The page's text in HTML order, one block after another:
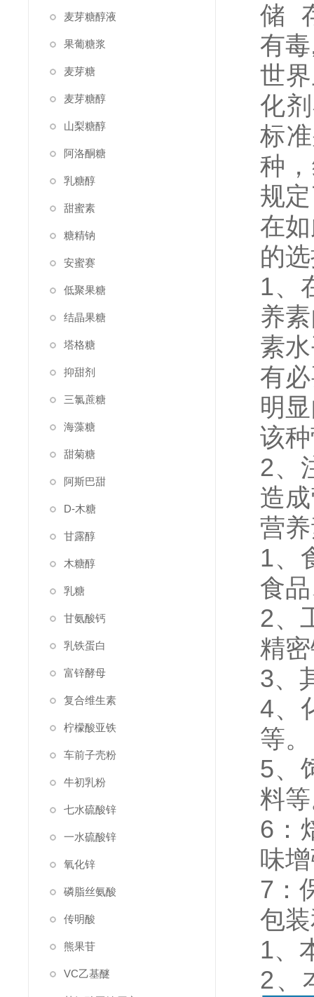
麦芽糖醇液
果葡糖浆
麦芽糖
麦芽糖醇
山梨糖醇
阿洛酮糖
乳糖醇
甜蜜素
糖精钠
安蜜赛
低聚果糖
结晶果糖
塔格糖
抑甜剂
三氯蔗糖
海藻糖
甜菊糖
阿斯巴甜
D-木糖
甘露醇
木糖醇
乳糖
甘氨酸钙
乳铁蛋白
富锌酵母
复合维生素
柠檬酸亚铁
车前子壳粉
牛初乳粉
七水硫酸锌
一水硫酸锌
氧化锌
磷脂丝氨酸
传明酸
熊果苷
VC乙基醚
储
有
世
化
标
种
规
在
的
1、
养
素
有
明
该
2、
造
营
1、
食
2、
精
3、
4、
等。
5、
料
6：
味
7：
包
1、
2、